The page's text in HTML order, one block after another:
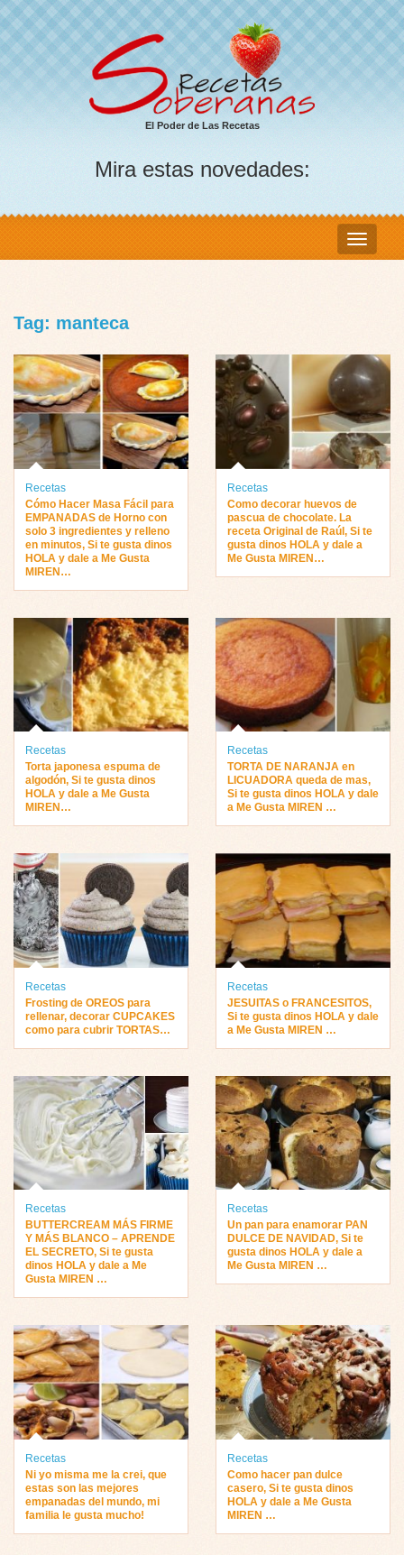
El Poder de Las Recetas
Mira estas novedades:
Tag: manteca
Recetas
Cómo Hacer Masa Fácil para
EMPANADAS de Horno con
solo 3 ingredientes y relleno
en minutos, Si te gusta dinos
HOLA y dale a Me Gusta
MIREN…
Recetas
Como decorar huevos de
pascua de chocolate. La
receta Original de Raúl, Si te
gusta dinos HOLA y dale a
Me Gusta MIREN…
Recetas
Torta japonesa espuma de
algodón, Si te gusta dinos
HOLA y dale a Me Gusta
MIREN…
Recetas
TORTA DE NARANJA en
LICUADORA queda de mas,
Si te gusta dinos HOLA y dale
a Me Gusta MIREN …
Recetas
Frosting de OREOS para
rellenar, decorar CUPCAKES
como para cubrir TORTAS…
Recetas
JESUITAS o FRANCESITOS,
Si te gusta dinos HOLA y dale
a Me Gusta MIREN …
Recetas
BUTTERCREAM MÁS FIRME
Y MÁS BLANCO – APRENDE
EL SECRETO, Si te gusta
dinos HOLA y dale a Me
Gusta MIREN …
Recetas
Un pan para enamorar PAN
DULCE DE NAVIDAD, Si te
gusta dinos HOLA y dale a
Me Gusta MIREN …
Recetas
Ni yo misma me la crei, que
estas son las mejores
empanadas del mundo, mi
familia le gusta mucho!
Recetas
Como hacer pan dulce
casero, Si te gusta dinos
HOLA y dale a Me Gusta
MIREN …